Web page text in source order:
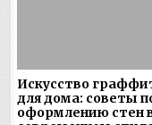
Искусство
для дома: советы
оформлению стен